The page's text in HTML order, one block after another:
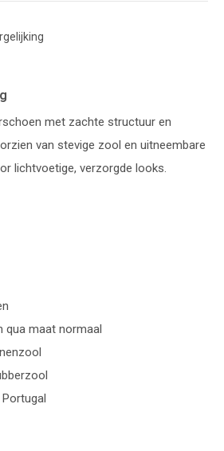
met zachte structuur en
van stevige zool en uitneembare
lichtvoetige, verzorgde looks.
qua maat normaal